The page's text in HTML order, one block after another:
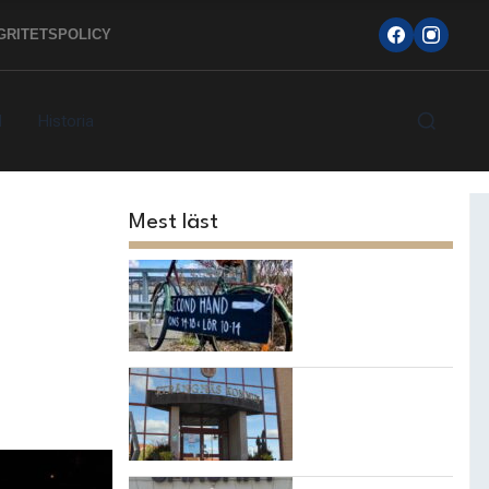
Historia
Mest läst